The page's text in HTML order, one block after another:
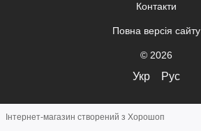
Контакти
Повна версія сайту
© 2026
Укр Рус
Інтернет-магазин створений з Хорошоп